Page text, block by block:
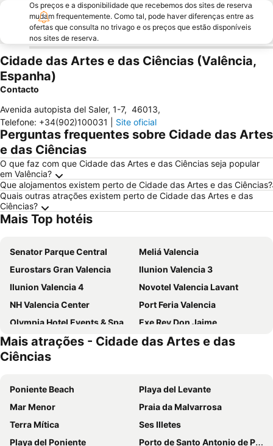
Os preços e a disponibilidade que recebemos dos sites de reserva
mudam frequentemente. Como tal, pode haver diferenças entre as
ofertas que consulta no trivago e os preços que estão disponíveis
nos sites de reserva.
Cidade das Artes e das Ciências (Valência,
Espanha)
Contacto
Avenida autopista del Saler, 1-7, 46013,
Telefone: +34(902)100031 Site oficial
Perguntas frequentes sobre Cidade das Artes
e das Ciências
O que faz com que Cidade das Artes e das Ciências seja popular
em Valência?
Que alojamentos existem perto de Cidade das Artes e das Ciências?
Quais outras atrações existem perto de Cidade das Artes e das
Ciências?
Mais Top hotéis
Senator Parque Central
Meliá Valencia
Eurostars Gran Valencia
Ilunion Valencia 3
Ilunion Valencia 4
Novotel Valencia Lavant
NH Valencia Center
Port Feria Valencia
Olympia Hotel Events & Spa
Exe Rey Don Jaime
NH Valencia Las Artes
Hotel Beleret
Eurostars Acteón
Ilunion Aqua 4
INNSiDE by Melia Valencia Oceanic
Hotel Turia Valencia
Checkin Valencia Ciscar
Ibis Budget Valencia Centro Puerto
Hotel Kramer
Mais atrações - Cidade das Artes e das
Ciências
Poniente Beach
Playa del Levante
Mar Menor
Praia da Malvarrosa
Terra Mítica
Ses Illetes
Playa del Poniente
Porto de Santo Antonio de Portmany